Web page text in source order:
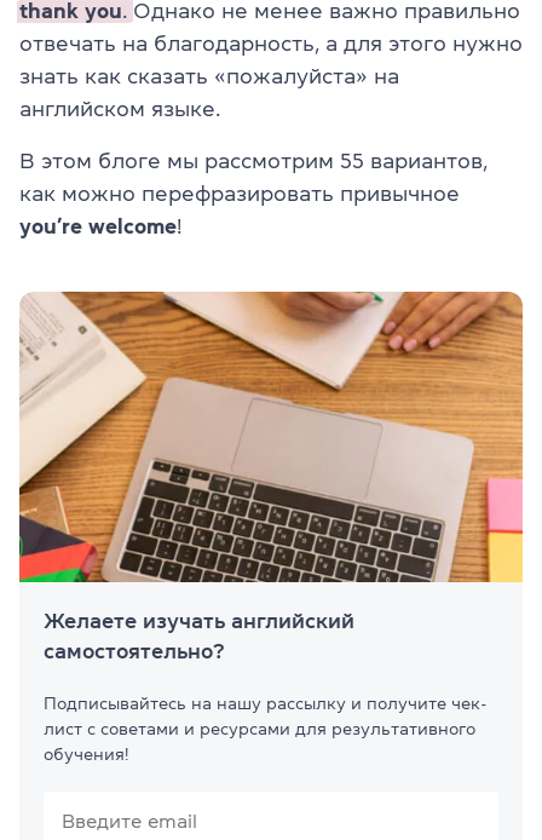
thank you
Однако не менее важно правильно
отвечать на благодарность, а для этого нужно
знать как сказать «пожалуйста» на
английском языке.
В этом блоге мы рассмотрим 55 вариантов,
как можно перефразировать привычное
you’re welcome!
Желаете изучать английский
самостоятельно?
Подписывайтесь на нашу рассылку и получите чек-
лист с советами и ресурсами для результативного
обучения!